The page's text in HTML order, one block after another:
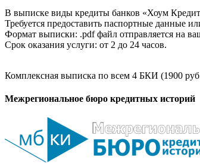
В выписке виды кредиты банков «Хоум
Требуется предоставить паспортные данные
Формат выписки: .pdf файл отправляется на
Срок оказания услуги: от 2 до 24 часов.
Комплексная выписка по всем 4 БКИ (1900
Межрегиональное бюро кредитных историй